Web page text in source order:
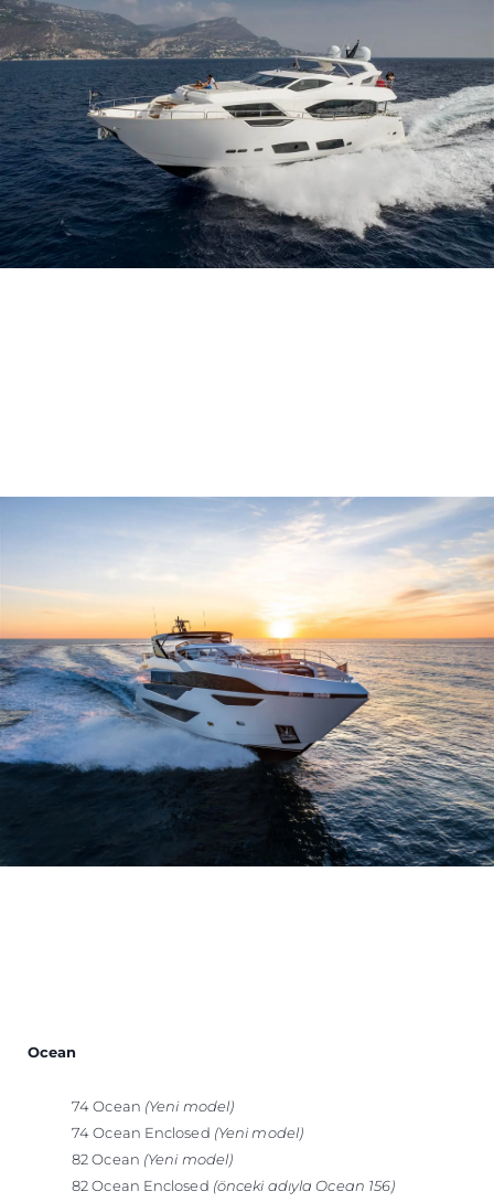
Ocean
74 Ocean (Yeni model)
74 Ocean Enclosed (Yeni model)
82 Ocean (Yeni model)
82 Ocean Enclosed (önceki adıyla Ocean 156)